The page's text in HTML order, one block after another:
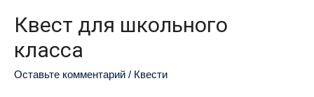
Квест для школьного
класса
Оставьте комментарий / Квести